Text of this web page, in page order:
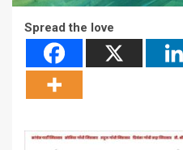
Spread the love